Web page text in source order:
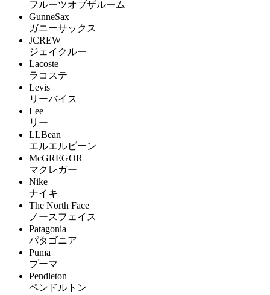
フルーツオブザルーム
GunneSax
ガニーサックス
JCREW
ジェイクルー
Lacoste
ラコステ
Levis
リーバイス
Lee
リー
LLBean
エルエルビーン
McGREGOR
マクレガー
Nike
ナイキ
The North Face
ノースフェイス
Patagonia
パタゴニア
Puma
プーマ
Pendleton
ペンドルトン